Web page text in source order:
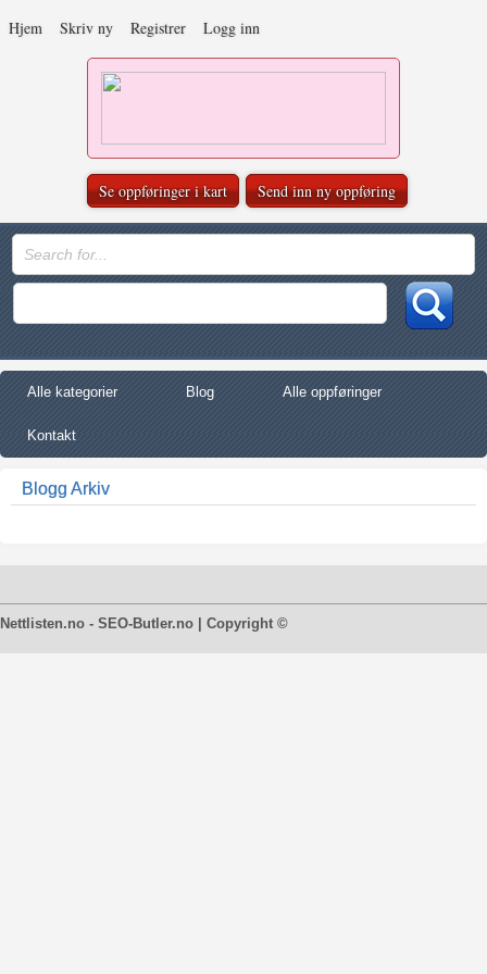
Hjem Skriv ny Registrer Logg inn
Se oppføringer i kart Send inn ny oppføring
Alle kategorier Blog Alle oppføringer
Kontakt
Blogg Arkiv
Nettlisten.no - SEO-Butler.no | Copyright ©